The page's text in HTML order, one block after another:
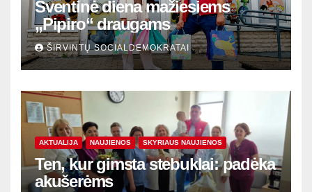
Šventinė diena mažiesiems
„Pipiro“ draugams
ŠIRVINTŲ SOCIALDEMOKRATAI
AKTUALIJA NAUJIENOS SKYRIAUS NAUJIENOS
Ten, kur gimsta stebuklai: padėka
akušerėms